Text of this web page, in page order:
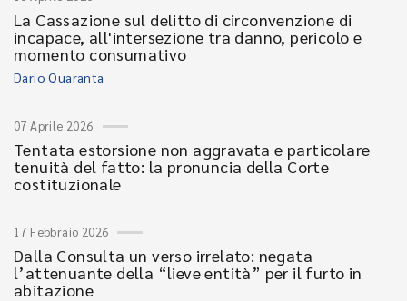
La Cassazione sul delitto di circonvenzione di
incapace, all'intersezione tra danno, pericolo e
momento consumativo
Dario Quaranta
07 Aprile 2026
Tentata estorsione non aggravata e particolare
tenuità del fatto: la pronuncia della Corte
costituzionale
17 Febbraio 2026
Dalla Consulta un verso irrelato: negata
l’attenuante della “lieve entità” per il furto in
abitazione